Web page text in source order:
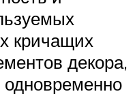
кричащих
декора,
одновременно